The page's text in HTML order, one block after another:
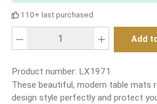
110+ last purchased
Add
Product number: LX1971
These beautiful, modern table mats
design style perfectly and protect